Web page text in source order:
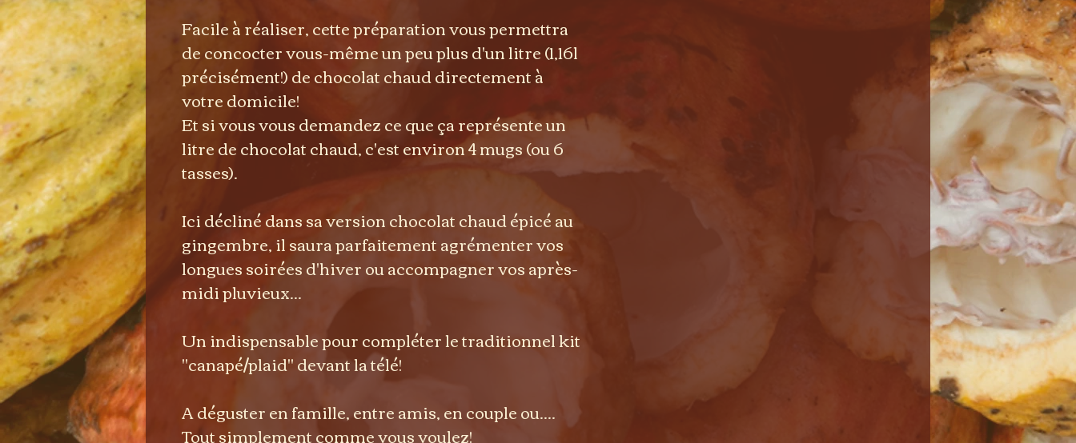
Facile à réaliser, cette préparation vous permettra
de concocter vous-même un peu plus d'un litre (1,16l
précisément!) de chocolat chaud directement à
votre domicile!
Et si vous vous demandez ce que ça représente un
litre de chocolat chaud, c'est environ 4 mugs (ou 6
tasses).
Ici décliné dans sa version chocolat chaud épicé au
gingembre, il saura parfaitement agrémenter vos
longues soirées d'hiver ou accompagner vos après-
midi pluvieux...
Un indispensable pour compléter le traditionnel kit
"canapé/plaid" devant la télé!
A déguster en famille, entre amis, en couple ou....
Tout simplement comme vous voulez!